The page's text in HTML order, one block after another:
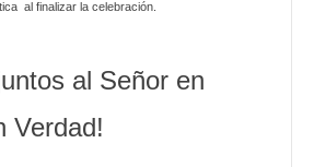
al finalizar la celebración.
al Señor en
Verdad!